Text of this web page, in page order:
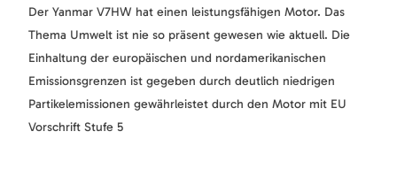
Der Yanmar V7HW hat einen leistungsfähigen Motor. Das
Thema Umwelt ist nie so präsent gewesen wie aktuell. Die
Einhaltung der europäischen und nordamerikanischen
Emissionsgrenzen ist gegeben durch deutlich niedrigen
Partikelemissionen gewährleistet durch den Motor mit EU
Vorschrift Stufe 5